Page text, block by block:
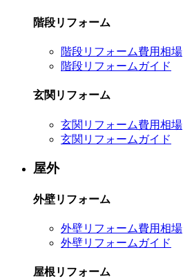
階段リフォーム
階段リフォーム費用相場
階段リフォームガイド
玄関リフォーム
玄関リフォーム費用相場
玄関リフォームガイド
屋外
外壁リフォーム
外壁リフォーム費用相場
外壁リフォームガイド
屋根リフォーム